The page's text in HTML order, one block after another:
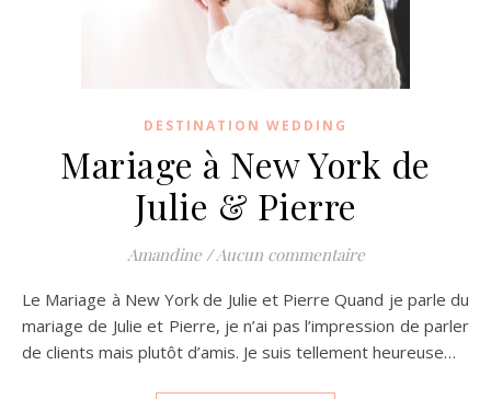
DESTINATION WEDDING
Mariage à New York de
Julie & Pierre
Amandine /Aucun commentaire
Le Mariage à New York de Julie et Pierre Quand je parle du
mariage de Julie et Pierre, je n’ai pas l’impression de parler
de clients mais plutôt d’amis. Je suis tellement heureuse…